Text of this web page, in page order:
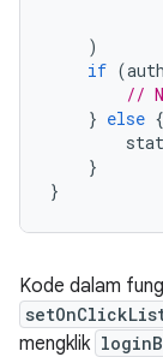
)
if (
//
} else {
}
}
Kode dalam
mengklik